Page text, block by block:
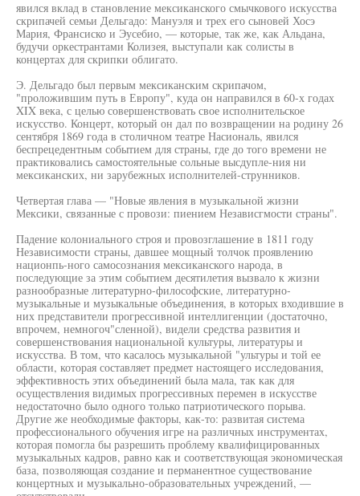
явился вклад в становление мексиканского смычкового искусства
скрипачей семьи Дельгадо: Мануэля и трех его сыновей Хосэ
Мария, Франсиско и Эусебио, — которые, так же, как Альдана,
будучи оркестрантами Колизея, выступали как солисты в
концертах для скрипки облигато.
Э. Дельгадо был первым мексиканским скрипачом,
"проложившим путь в Европу", куда он направился в 60-х годах
XIX века, с целью совершенствовать свое исполнительское
искусство. Концерт, который он дал по возвращении на родину 26
сентября 1869 года в столичном театре Насиональ, явился
беспрецедентным событием для страны, где до того времени не
практиковались самостоятельные сольные высдупле-ния ни
мексиканских, ни зарубежных исполнителей-струнников.
Четвертая глава — "Новые явления в музыкальной жизни
Мексики, связанные с провози: пиением Независгмости страны".
Падение колониального строя и провозглашение в 1811 году
Независимости страны, давшее мощный толчок проявлению
национпь-ного самосознания мексиканского народа, в
последующие за этим событием десятилетия вызвало к жизни
разнообразные литературно-философские, литературно-
музыкальные и музыкальные объединения, в которых входившие в
них представители прогрессивной интеллигенции (достаточно,
впрочем, немногоч"сленной), видели средства развития и
совершенствования национальной культуры, литературы и
искусства. В том, что касалось музыкальной "ультуры и той ее
области, которая составляет предмет настоящего исследования,
эффективность этих объединений была мала, так как для
осуществления видимых прогрессивных перемен в искусстве
недостаточно было одного только патриотического порыва.
Другие же необходимые факторы, как-то: развитая система
профессионального обучения игре на различных инструментах,
которая помогла бы разрешить проблему квалифицированных
музыкальных кадров, равно как и соответствующая экономическая
база, позволяющая создание и перманентное существование
концертных и музыкально-образовательных учреждений, —